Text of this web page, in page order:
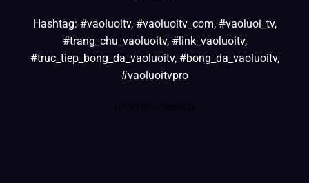
Hashtag: #vaoluoitv, #vaoluoitv_com, #vaoluoi_tv,
#trang_chu_vaoluoitv, #link_vaoluoitv,
#truc_tiep_bong_da_vaoluoitv, #bong_da_vaoluoitv,
#vaoluoitvpro